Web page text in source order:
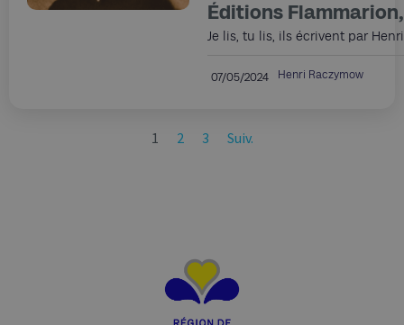
Éditions Flammarion,
Je lis, tu lis, ils écrivent par
07/05/2024 Henri Raczymow
1 2 3 Suiv.